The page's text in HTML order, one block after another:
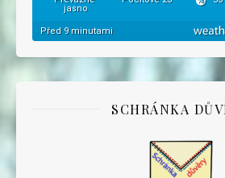
SCHRÁNKA